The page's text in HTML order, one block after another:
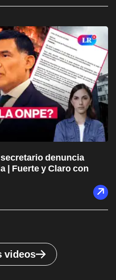
denuncia
| Fuerte y Claro con
videos